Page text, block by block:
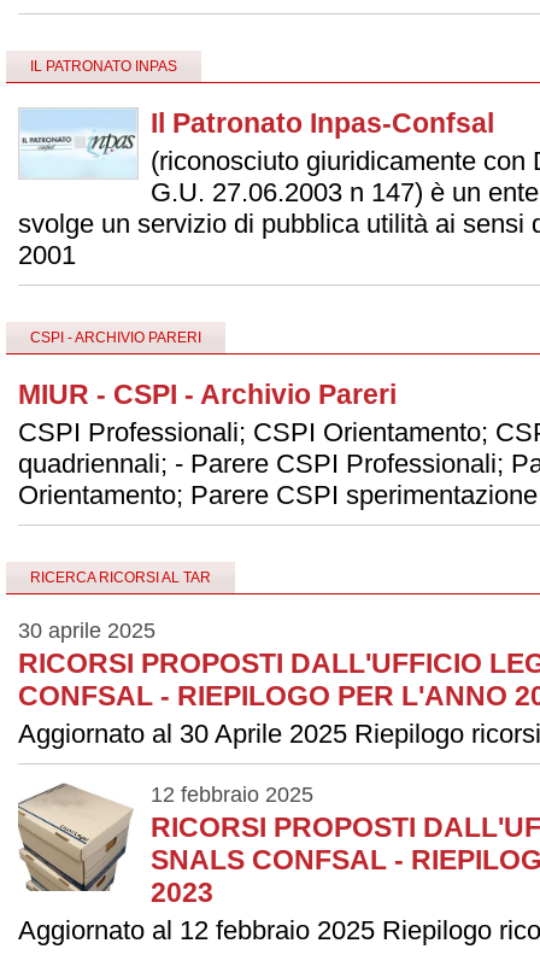
IL PATRONATO INPAS
Il Patronato Inpas-Confsal
(riconosciuto giuridicamente con
G.U. 27.06.2003 n 147) è un
svolge un servizio di pubblica utilità ai sensi
2001
CSPI - ARCHIVIO PARERI
MIUR - CSPI - Archivio Pareri
CSPI Professionali; CSPI Orientamento;
quadriennali; - Parere CSPI Professionali;
Orientamento; Parere CSPI
RICERCA RICORSI AL TAR
30 aprile 2025
RICORSI PROPOSTI DALL'UFFICIO
CONFSAL - RIEPILOGO PER L'ANNO
Aggiornato al 30 Aprile 2025 Riepilogo ricorsi
12 febbraio 2025
RICORSI PROPOSTI
SNALS CONFSAL -
2023
Aggiornato al 12 febbraio 2025 Riepilogo